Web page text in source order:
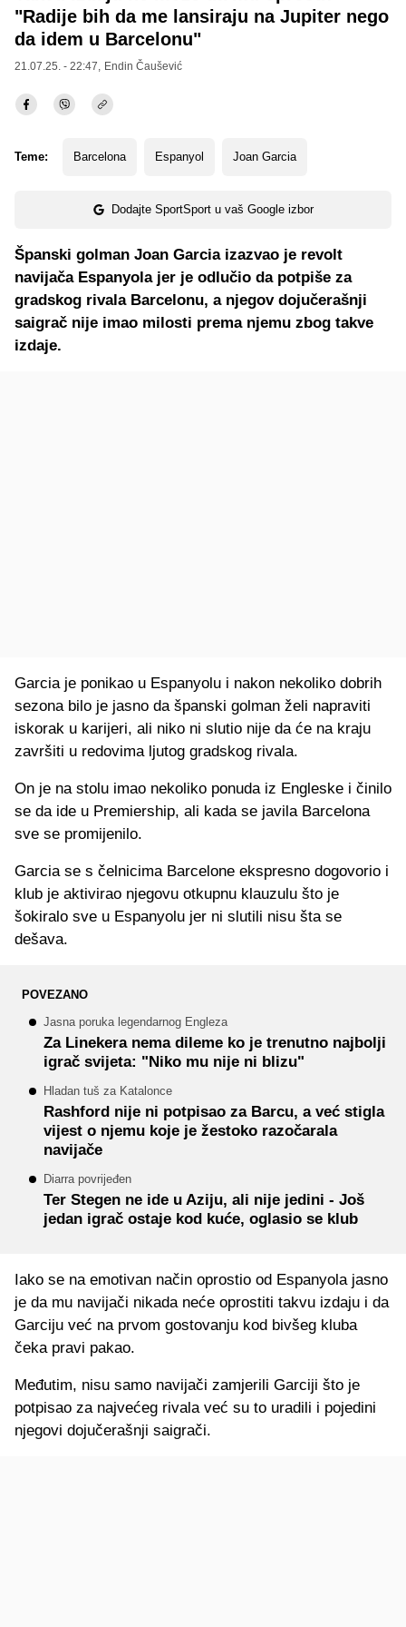
"Radije bih da me lansiraju na Jupiter nego
da idem u Barcelonu"
21.07.25. - 22:47, Endin Čaušević
Teme: Barcelona Espanyol Joan Garcia
Dodajte SportSport u vaš Google izbor
Španski golman Joan Garcia izazvao je revolt
navijača Espanyola jer je odlučio da potpiše za
gradskog rivala Barcelonu, a njegov dojučerašnji
saigrač nije imao milosti prema njemu zbog takve
izdaje.
Garcia je ponikao u Espanyolu i nakon nekoliko dobrih
sezona bilo je jasno da španski golman želi napraviti
iskorak u karijeri, ali niko ni slutio nije da će na kraju
završiti u redovima ljutog gradskog rivala.
On je na stolu imao nekoliko ponuda iz Engleske i činilo
se da ide u Premiership, ali kada se javila Barcelona
sve se promijenilo.
Garcia se s čelnicima Barcelone ekspresno dogovorio i
klub je aktivirao njegovu otkupnu klauzulu što je
šokiralo sve u Espanyolu jer ni slutili nisu šta se
dešava.
POVEZANO
Jasna poruka legendarnog Engleza
Za Linekera nema dileme ko je trenutno najbolji
igrač svijeta: "Niko mu nije ni blizu"
Hladan tuš za Katalonce
Rashford nije ni potpisao za Barcu, a već stigla
vijest o njemu koje je žestoko razočarala
navijače
Diarra povrijeđen
Ter Stegen ne ide u Aziju, ali nije jedini - Još
jedan igrač ostaje kod kuće, oglasio se klub
Iako se na emotivan način oprostio od Espanyola jasno
je da mu navijači nikada neće oprostiti takvu izdaju i da
Garciju već na prvom gostovanju kod bivšeg kluba
čeka pravi pakao.
Međutim, nisu samo navijači zamjerili Garciji što je
potpisao za najvećeg rivala već su to uradili i pojedini
njegovi dojučerašnji saigrači.